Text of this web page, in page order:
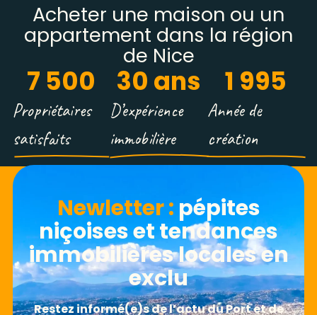
Acheter une maison ou un
appartement dans la région
de Nice
Propriétaires
satisfaits
7 500
D’expérience
immobilière
30 ans
Année de
création
1 995
Newletter​ : pépites
niçoises et tendances
immobilières locales en
exclu